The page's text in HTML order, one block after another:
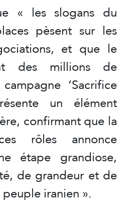
« les slogans du
pèsent sur les
et que le
des millions de
‘Sacrifice
un élément
confirmant que la
rôles annonce
étape grandiose,
de grandeur et de
iranien ».